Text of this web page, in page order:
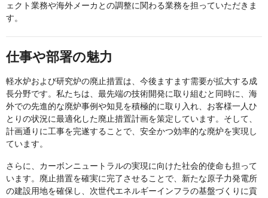
ェクト業務や海外メーカとの調整に関わる業務を担っていただきま
す。
仕事や部署の魅力
軽水炉および研究炉の廃止措置は、今後ますます需要が拡大する成
長分野です。私たちは、最先端の技術開発に取り組むと同時に、海
外での先進的な廃炉事例や知見を積極的に取り入れ、お客様一人ひ
とりの状況に最適化した廃止措置計画を策定しています。そして、
計画通りに工事を完遂することで、安全かつ効率的な廃炉を実現し
ています。
さらに、カーボンニュートラルの実現に向けた社会的使命も担って
います。廃止措置を確実に完了させることで、新たな原子力発電所
の建設用地を確保し、次世代エネルギーインフラの基盤づくりに貢